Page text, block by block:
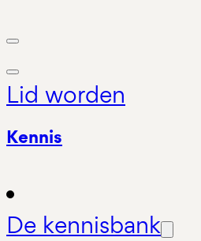
Lid worden
Kennis
De kennisbank